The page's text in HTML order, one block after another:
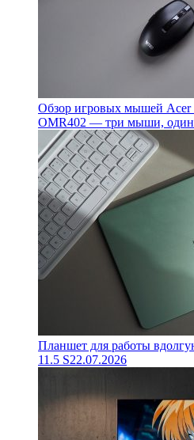
Обзор игровых мышей
OMR402 — три мыши, один
Планшет для работы
11.5 S22.07.2026